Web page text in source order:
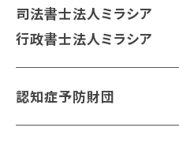
司法書士法人ミラシア
行政書士法人ミラシア
認知症予防財団